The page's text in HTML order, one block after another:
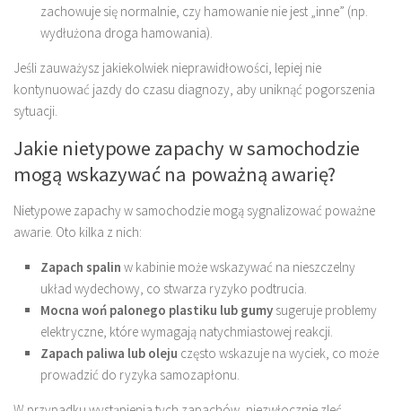
zachowuje się normalnie, czy hamowanie nie jest „inne” (np.
wydłużona droga hamowania).
Jeśli zauważysz jakiekolwiek nieprawidłowości, lepiej nie
kontynuować jazdy do czasu diagnozy, aby uniknąć pogorszenia
sytuacji.
Jakie nietypowe zapachy w samochodzie
mogą wskazywać na poważną awarię?
Nietypowe zapachy w samochodzie mogą sygnalizować poważne
awarie. Oto kilka z nich:
Zapach spalin w kabinie może wskazywać na nieszczelny
układ wydechowy, co stwarza ryzyko podtrucia.
Mocna woń palonego plastiku lub gumy sugeruje problemy
elektryczne, które wymagają natychmiastowej reakcji.
Zapach paliwa lub oleju często wskazuje na wyciek, co może
prowadzić do ryzyka samozapłonu.